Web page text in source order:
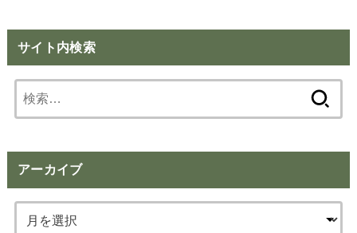
サイト内検索
索:
アーカイブ